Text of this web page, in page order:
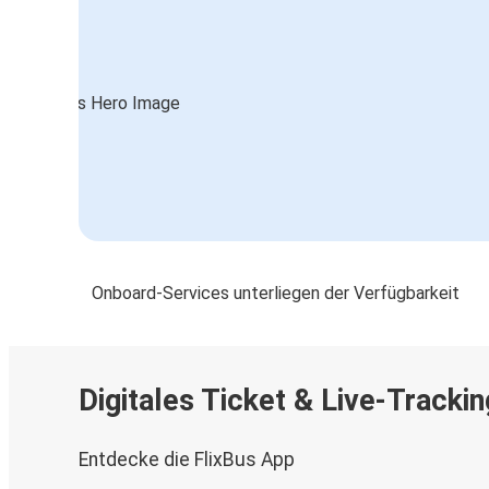
Onboard-Services unterliegen der Verfügbarkeit
Digitales Ticket & Live-
Entdecke die FlixBus App